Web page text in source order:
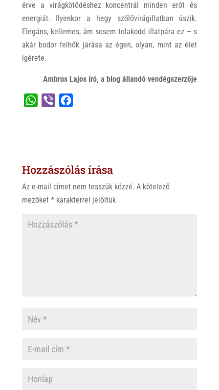
érve a virágkötődéshez koncentrál minden erőt és
energiát. Ilyenkor a hegy szőlővirágillatban úszik.
Elegáns, kellemes, ám sosem tolakodó illatpára ez – s
akár bodor felhők járása az égen, olyan, mint az élet
ígérete.
Ambrus Lajos író, a blog állandó vendégszerzője
A
p
o
k
Hozzászólás írása
Az e-mail címet nem tesszük közzé. A kötelező
mezőket *karakterrel jelöltük